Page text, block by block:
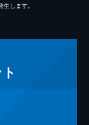
します。